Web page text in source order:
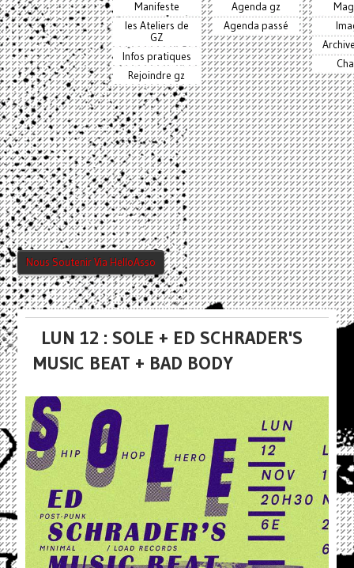
Manifeste
les Ateliers de
GZ
Infos pratiques
Rejoindre gz
Agenda gz
Agenda passé
Nous Soutenir Via HelloAsso
LUN 12 : SOLE + ED SCHRADER'S
MUSIC BEAT + BAD BODY